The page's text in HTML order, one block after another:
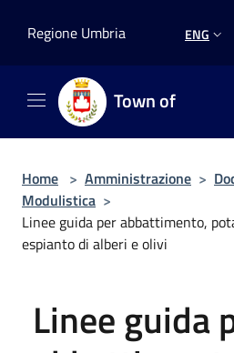
Regione Umbria
ENG
Town of
Home > Amministrazione >
Modulistica >
Linee guida per abbattimento,
espianto di alberi e olivi
Linee guida